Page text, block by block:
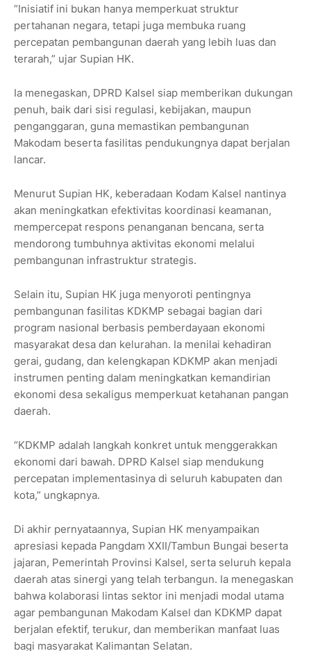
“Inisiatif ini bukan hanya memperkuat struktur
pertahanan negara, tetapi juga membuka ruang
percepatan pembangunan daerah yang lebih luas dan
terarah,” ujar Supian HK.
Ia menegaskan, DPRD Kalsel siap memberikan dukungan
penuh, baik dari sisi regulasi, kebijakan, maupun
penganggaran, guna memastikan pembangunan
Makodam beserta fasilitas pendukungnya dapat berjalan
lancar.
Menurut Supian HK, keberadaan Kodam Kalsel nantinya
akan meningkatkan efektivitas koordinasi keamanan,
mempercepat respons penanganan bencana, serta
mendorong tumbuhnya aktivitas ekonomi melalui
pembangunan infrastruktur strategis.
Selain itu, Supian HK juga menyoroti pentingnya
pembangunan fasilitas KDKMP sebagai bagian dari
program nasional berbasis pemberdayaan ekonomi
masyarakat desa dan kelurahan. Ia menilai kehadiran
gerai, gudang, dan kelengkapan KDKMP akan menjadi
instrumen penting dalam meningkatkan kemandirian
ekonomi desa sekaligus memperkuat ketahanan pangan
daerah.
“KDKMP adalah langkah konkret untuk menggerakkan
ekonomi dari bawah. DPRD Kalsel siap mendukung
percepatan implementasinya di seluruh kabupaten dan
kota,” ungkapnya.
Di akhir pernyataannya, Supian HK menyampaikan
apresiasi kepada Pangdam XXII/Tambun Bungai beserta
jajaran, Pemerintah Provinsi Kalsel, serta seluruh kepala
daerah atas sinergi yang telah terbangun. Ia menegaskan
bahwa kolaborasi lintas sektor ini menjadi modal utama
agar pembangunan Makodam Kalsel dan KDKMP dapat
berjalan efektif, terukur, dan memberikan manfaat luas
bagi masyarakat Kalimantan Selatan.